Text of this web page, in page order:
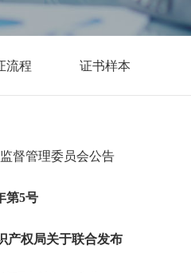
流程 证书样本
督管理委员会公告
第5号
产权局关于联合发布